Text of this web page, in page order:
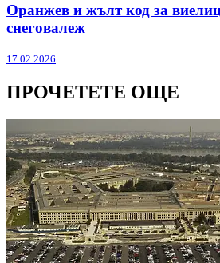
Оранжев и жълт код за
снеговалеж
17.02.2026
ПРОЧЕТЕТЕ ОЩЕ